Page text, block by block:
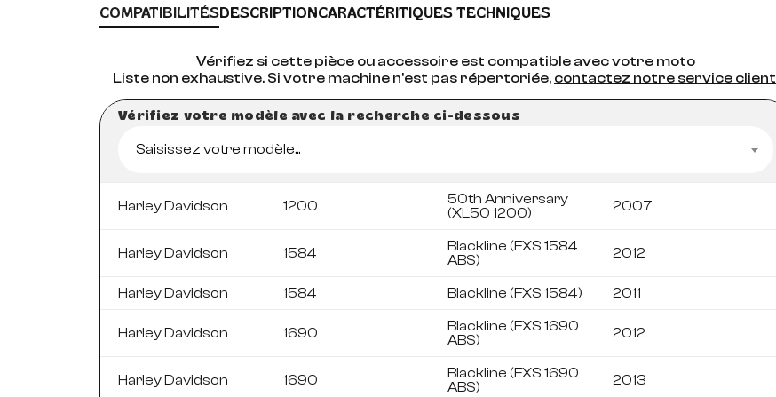
COMPATIBILITÉSDESCRIPTIONCARACTÉRITIQUES TECHNIQUES
Vérifiez si cette pièce ou accessoire est compatible avec votre moto
Liste non exhaustive. Si votre machine n'est pas répertoriée, contactez notre service client
Vérifiez votre modèle avec la recherche ci-dessous
Saisissez votre modèle...
Harley Davidson 1200
50th Anniversary
(XL50 1200)
2007
Harley Davidson 1584
Blackline (FXS 1584
ABS)
2012
Harley Davidson 1584 Blackline (FXS 1584) 2011
Harley Davidson 1690
Blackline (FXS 1690
ABS)
2012
Harley Davidson 1690
Blackline (FXS 1690
ABS)
2013